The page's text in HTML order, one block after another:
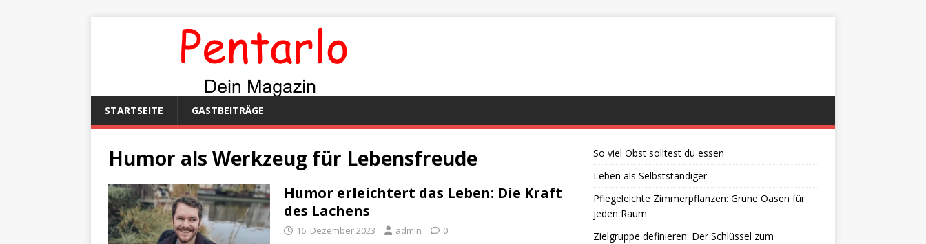
STARTSEITE GASTBEITRÄGE
Humor als Werkzeug für Lebensfreude
Humor erleichtert das Leben: Die Kraft
des Lachens
16. Dezember 2023 admin 0
So viel Obst solltest du essen
Leben als Selbstständiger
Pflegeleichte Zimmerpflanzen: Grüne Oasen für
jeden Raum
Zielgruppe definieren: Der Schlüssel zum